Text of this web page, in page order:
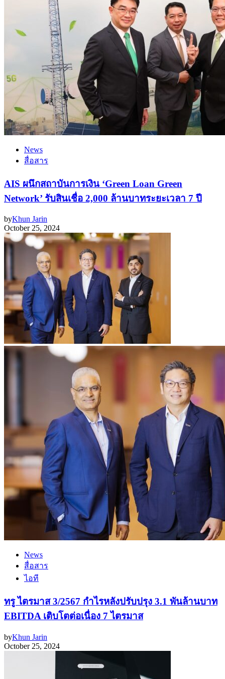
News
สื่อสาร
AIS ผนึกสถาบันการเงิน ‘Green Loan Green
Network’ รับสินเชื่อ 2,000 ล้านบาทระยะเวลา 7 ปี
byKhun Jarin
October 25, 2024
News
สื่อสาร
ไอที
ทรู ไตรมาส 3/2567 กำไรหลังปรับปรุง 3.1 พันล้านบาท
EBITDA เติบโตต่อเนื่อง 7 ไตรมาส
byKhun Jarin
October 25, 2024